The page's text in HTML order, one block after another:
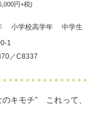
円+税)
小学校高学年
中学生
1
／C8337
キモチ” これって、